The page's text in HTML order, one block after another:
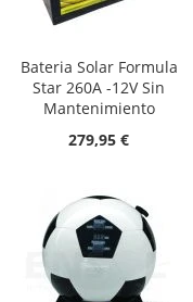
Bateria Solar Formula
Star 260A -12V Sin
Mantenimiento
279,95 €